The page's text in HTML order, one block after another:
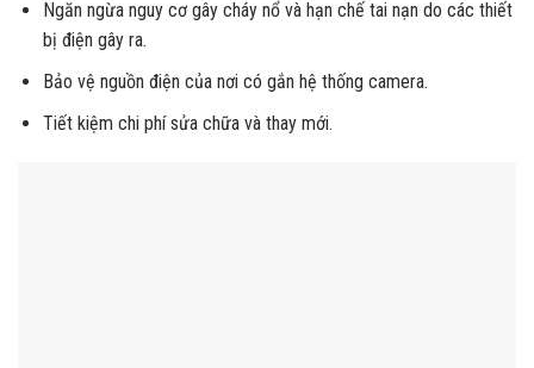
Ngăn ngừa nguy cơ gây cháy nổ và hạn chế tai nạn do các thiết
bị điện gây ra.
Bảo vệ nguồn điện của nơi có gắn hệ thống camera.
Tiết kiệm chi phí sửa chữa và thay mới.